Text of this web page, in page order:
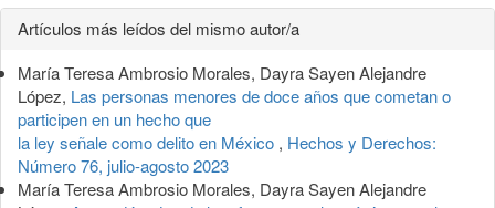
Detalles
del
artículo
Artículos más leídos del mismo autor/a
María Teresa Ambrosio Morales, Dayra Sayen Alejandre
López, Las personas menores de doce años que cometan o
participen en un hecho que
la ley señale como delito en México , Hechos y Derechos:
Número 76, julio-agosto 2023
María Teresa Ambrosio Morales, Dayra Sayen Alejandre